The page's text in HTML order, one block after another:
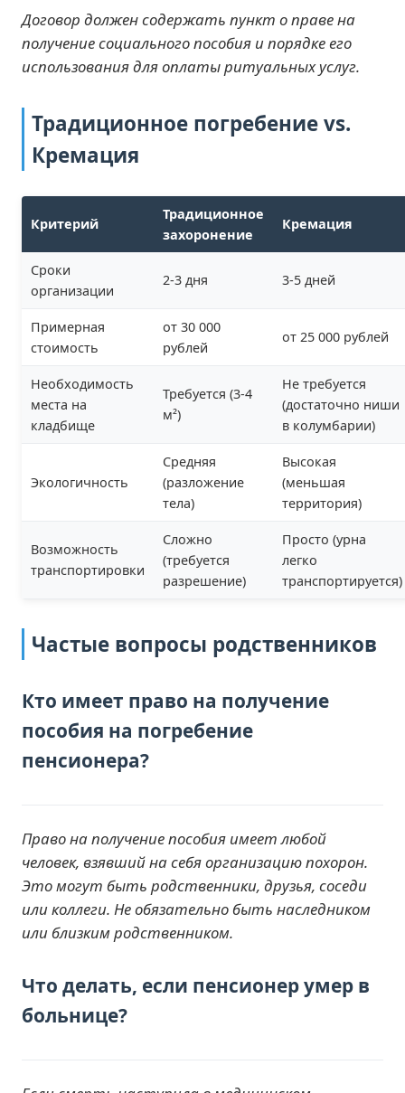
Договор должен содержать пункт о праве на
получение социального пособия и порядке его
использования для оплаты ритуальных услуг.
Традиционное погребение vs.
Кремация
Критерий
Традиционное
захоронение
Кремация
Сроки
организации
2-3 дня 3-5 дней
Примерная
стоимость
от 30 000
рублей
от 25 000 рублей
Необходимость
места на
кладбище
Требуется (3-4
м²)
Не требуется
(достаточно ниши
в колумбарии)
Экологичность
Средняя
(разложение
тела)
Высокая
(меньшая
территория)
Возможность
транспортировки
Сложно
(требуется
разрешение)
Просто (урна
легко
транспортируется)
Частые вопросы родственников
Кто имеет право на получение
пособия на погребение
пенсионера?
Право на получение пособия имеет любой
человек, взявший на себя организацию похорон.
Это могут быть родственники, друзья, соседи
или коллеги. Не обязательно быть наследником
или близким родственником.
Что делать, если пенсионер умер в
больнице?